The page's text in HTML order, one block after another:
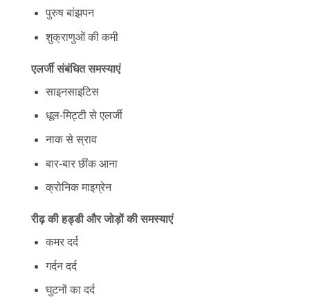
पुरुष बांझपन
शुक्राणुओं की कमी
एलर्जी संबंधित समस्याएं
साइनसाइटिस
धूल-मिट्टी से एलर्जी
नाक से स्राव
बार-बार छींक आना
क्रोनिक माइग्रेन
रीढ़ की हड्डी और जोड़ों की समस्याएं
कमर दर्द
गर्दन दर्द
घुटनों का दर्द